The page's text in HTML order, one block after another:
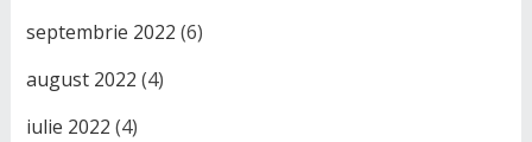
septembrie 2022 (6)
august 2022 (4)
iulie 2022 (4)